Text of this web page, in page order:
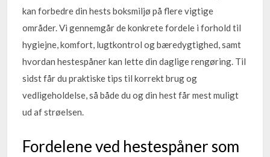
kan forbedre din hests boksmiljø på flere vigtige
områder. Vi gennemgår de konkrete fordele i forhold til
hygiejne, komfort, lugtkontrol og bæredygtighed, samt
hvordan hestespåner kan lette din daglige rengøring. Til
sidst får du praktiske tips til korrekt brug og
vedligeholdelse, så både du og din hest får mest muligt
ud af strøelsen.
Fordelene ved hestespåner som